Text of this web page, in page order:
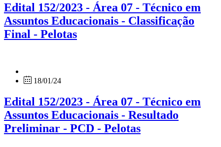
Edital 152/2023 - Área 07 - Técnico em
Assuntos Educacionais - Classificação
Final - Pelotas
18/01/24
Edital 152/2023 - Área 07 - Técnico em
Assuntos Educacionais - Resultado
Preliminar - PCD - Pelotas